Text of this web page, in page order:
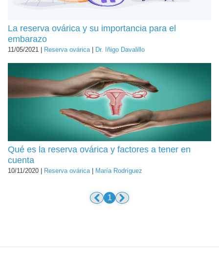
La reserva ovárica y su importancia para el
embarazo
11/05/2021 | Reserva ovárica Dr. Iñigo Davalillo
Qué es la reserva ovárica y factores a tener en
cuenta
10/11/2020 | Reserva ovárica María Rodríguez
1